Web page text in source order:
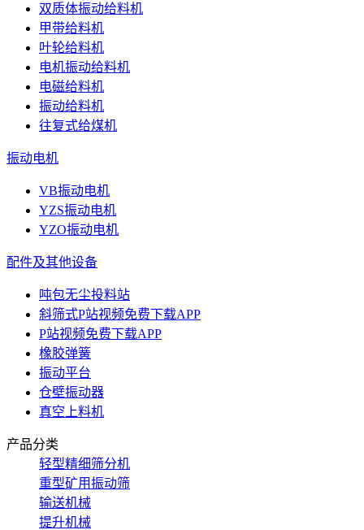
双质体振动给料机
甲带给料机
叶轮给料机
电机振动给料机
电磁给料机
振动给料机
往复式给煤机
振动电机
VB振动电机
YZS振动电机
YZO振动电机
配件及其他设备
吨包无尘投料站
斜筛式P站视频免费下载APP
P站视频免费下载APP
橡胶弹簧
振动平台
仓壁振动器
真空上料机
产品分类
轻型精细筛分机
重型矿用振动筛
输送机械
提升机械